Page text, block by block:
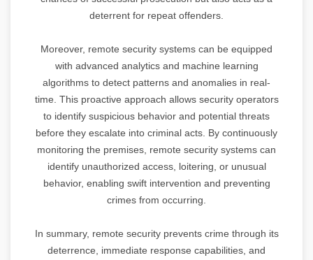
deterrent for repeat offenders.
Moreover, remote security systems can be equipped
with advanced analytics and machine learning
algorithms to detect patterns and anomalies in real-
time. This proactive approach allows security operators
to identify suspicious behavior and potential threats
before they escalate into criminal acts. By continuously
monitoring the premises, remote security systems can
identify unauthorized access, loitering, or unusual
behavior, enabling swift intervention and preventing
crimes from occurring.
In summary, remote security prevents crime through its
deterrence, immediate response capabilities, and